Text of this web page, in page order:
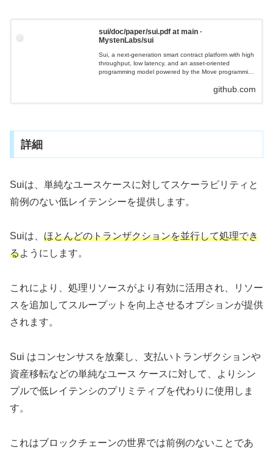
sui/doc/paper/sui.pdf at main ·
MystenLabs/sui
Sui, a next-generation smart contract platform with high
throughput, low latency, and an asset-oriented
programming model powered by the Move programming
github.com
詳細
Suiは、単純なユースケースに対してスケーラビリティと
前例のない低レイテンシーを提供します。
Suiは、 ほとんどのトランザクションを並行して処理でき
るようにします。
これにより、処理リソースがより有効に活用され、リソー
スを追加してスループットを向上させるオプションが提供
されます。
Sui はコンセンサスを放棄し、支払いトランザクションや
資産移転などの単純なユース ケースに対して、よりシン
プルで低レイテンシのプリミティブを代わりに使用しま
す。
これはブロックチェーンの世界では前例のないことであ